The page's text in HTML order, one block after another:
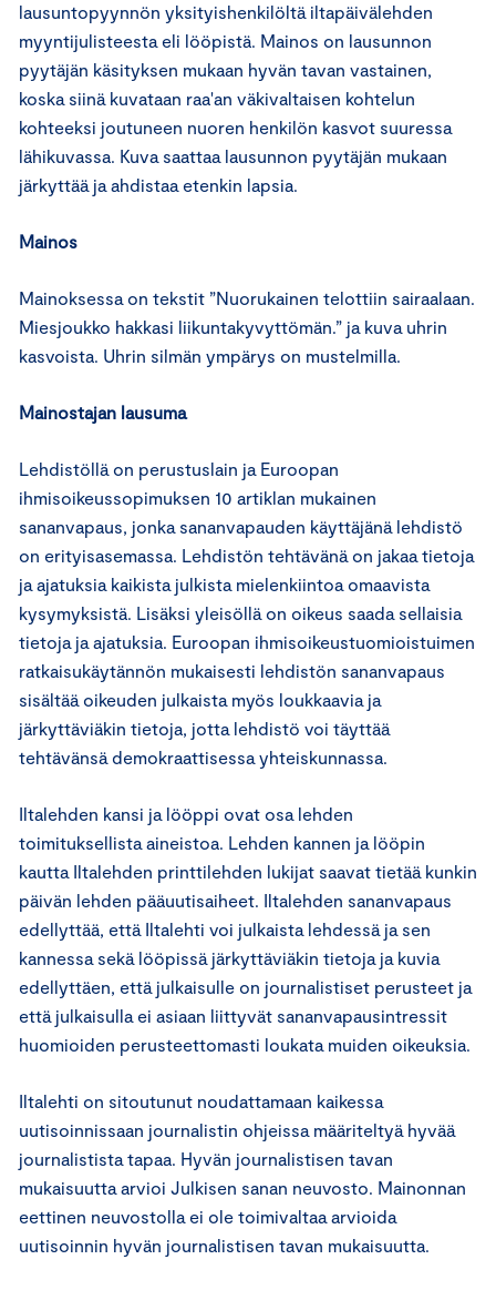
lausuntopyynnön yksityishenkilöltä iltapäivälehden
myyntijulisteesta eli lööpistä. Mainos on lausunnon
pyytäjän käsityksen mukaan hyvän tavan vastainen,
koska siinä kuvataan raa'an väkivaltaisen kohtelun
kohteeksi joutuneen nuoren henkilön kasvot suuressa
lähikuvassa. Kuva saattaa lausunnon pyytäjän mukaan
järkyttää ja ahdistaa etenkin lapsia.
Mainos
Mainoksessa on tekstit ”Nuorukainen telottiin sairaalaan.
Miesjoukko hakkasi liikuntakyvyttömän.” ja kuva uhrin
kasvoista. Uhrin silmän ympärys on mustelmilla.
Mainostajan lausuma
Lehdistöllä on perustuslain ja Euroopan
ihmisoikeussopimuksen 10 artiklan mukainen
sananvapaus, jonka sananvapauden käyttäjänä lehdistö
on erityisasemassa. Lehdistön tehtävänä on jakaa tietoja
ja ajatuksia kaikista julkista mielenkiintoa omaavista
kysymyksistä. Lisäksi yleisöllä on oikeus saada sellaisia
tietoja ja ajatuksia. Euroopan ihmisoikeustuomioistuimen
ratkaisukäytännön mukaisesti lehdistön sananvapaus
sisältää oikeuden julkaista myös loukkaavia ja
järkyttäviäkin tietoja, jotta lehdistö voi täyttää
tehtävänsä demokraattisessa yhteiskunnassa.
Iltalehden kansi ja lööppi ovat osa lehden
toimituksellista aineistoa. Lehden kannen ja lööpin
kautta Iltalehden printtilehden lukijat saavat tietää kunkin
päivän lehden pääuutisaiheet. Iltalehden sananvapaus
edellyttää, että Iltalehti voi julkaista lehdessä ja sen
kannessa sekä lööpissä järkyttäviäkin tietoja ja kuvia
edellyttäen, että julkaisulle on journalistiset perusteet ja
että julkaisulla ei asiaan liittyvät sananvapausintressit
huomioiden perusteettomasti loukata muiden oikeuksia.
Iltalehti on sitoutunut noudattamaan kaikessa
uutisoinnissaan journalistin ohjeissa määriteltyä hyvää
journalistista tapaa. Hyvän journalistisen tavan
mukaisuutta arvioi Julkisen sanan neuvosto. Mainonnan
eettinen neuvostolla ei ole toimivaltaa arvioida
uutisoinnin hyvän journalistisen tavan mukaisuutta.